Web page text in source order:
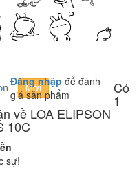
Đăng nhập để đánh
giá sản phẩm
Có
1
về LOA ELIPSON
10C
sự!